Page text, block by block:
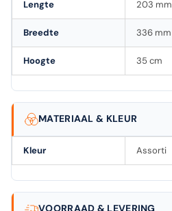
Lengte 203 mm
Breedte 336 mm
Hoogte 35 cm
MATERIAAL & KLEUR
Kleur Assorti
VOORRAAD & LEVERING